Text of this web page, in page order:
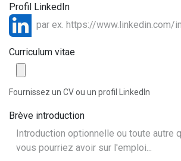
Profil LinkedIn
Curriculum vitae
Fournissez un CV ou un profil LinkedIn
Brève introduction